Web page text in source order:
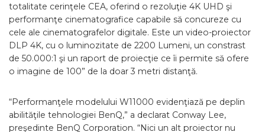
totalitate cerinţele CEA, oferind o rezoluţie 4K UHD şi
performanţe cinematografice capabile să concureze cu
cele ale cinematografelor digitale. Este un video-proiector
DLP 4K, cu o luminozitate de 2200 Lumeni, un constrast
de 50.000:1 şi un raport de proiecţie ce îi permite să ofere
o imagine de 100” de la doar 3 metri distanţă.
“Performanţele modelului W11000 evidenţiază pe deplin
abilităţile tehnologiei BenQ,” a declarat Conway Lee,
preşedinte BenQ Corporation. “Nici un alt proiector nu